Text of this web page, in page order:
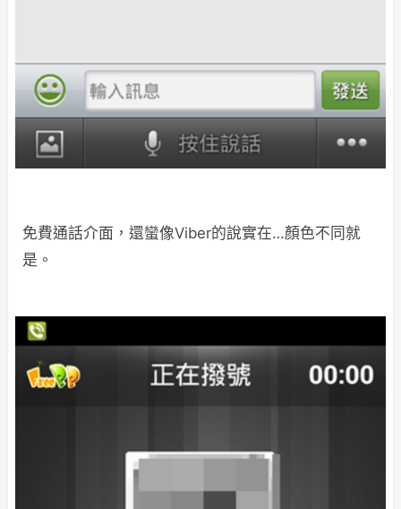
免費通話介面，還蠻像Viber的說實在…顏色不同就
是。